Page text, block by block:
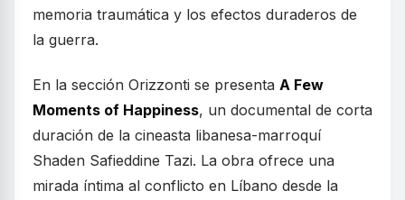
memoria traumática y los efectos duraderos de
la guerra.
En la sección Orizzonti se presenta A Few
Moments of Happiness, un documental de corta
duración de la cineasta libanesa-marroquí
Shaden Safieddine Tazi. La obra ofrece una
mirada íntima al conflicto en Líbano desde la